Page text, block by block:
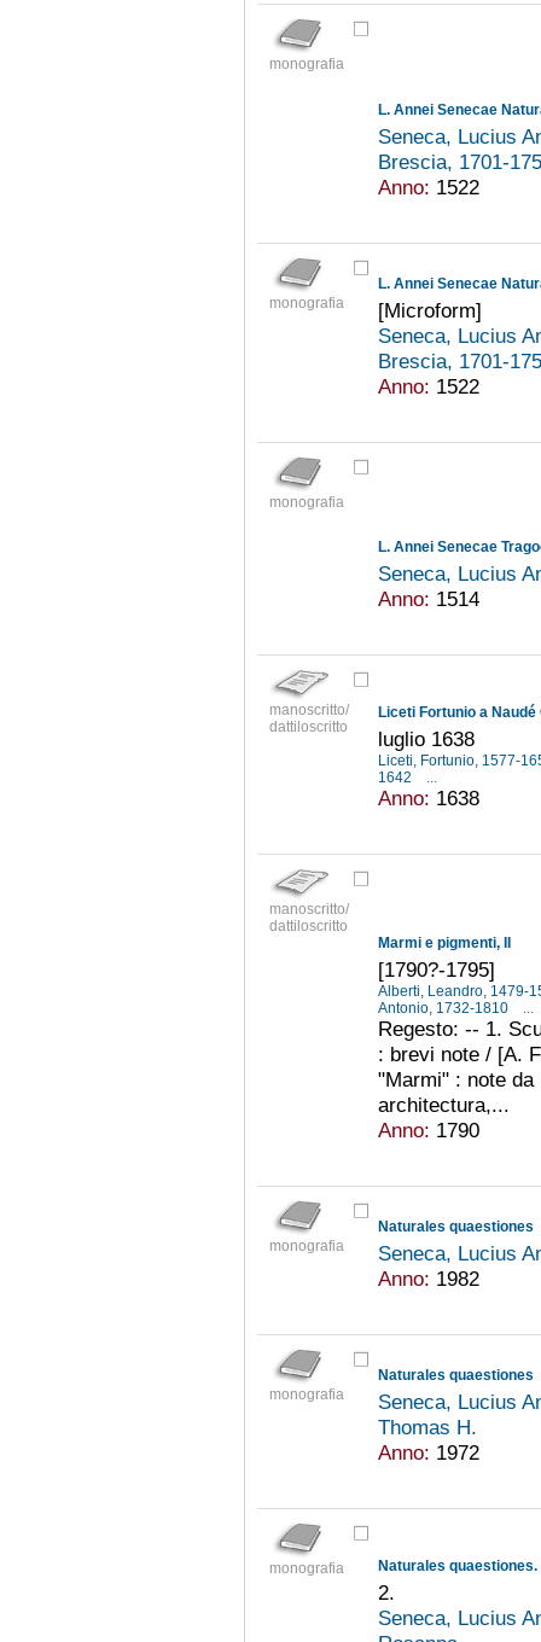
monografia
L. Annei Senecae
Seneca, Lucius
Brescia, 1701-
Anno: 1522
monografia
L. Annei Senecae
[Microform]
Seneca, Lucius
Brescia, 1701-
Anno: 1522
monografia
L. Annei Senecae
Seneca, Lucius
Anno: 1514
manoscritto/
dattiloscritto
Liceti Fortunio a Naudé
luglio 1638
Liceti, Fortunio, 1577-
1642
...
Anno: 1638
manoscritto/
dattiloscritto
Marmi e pigmenti, II
[1790?-1795]
Alberti, Leandro, 1479-
Antonio, 1732-1810
...
Regesto: -- 1.
: brevi note / [A.
"Marmi" : note
architectura,...
Anno: 1790
monografia
Naturales quaestiones
Seneca, Lucius
Anno: 1982
monografia
Naturales quaestiones
Seneca, Lucius
Thomas H.
Anno: 1972
monografia Naturales quaestiones.
2.
Seneca, Lucius